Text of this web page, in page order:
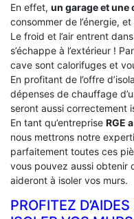
En effet, un garage et une
consommer de l’énergie,
Le froid et l’air entrent
s’échappe à l’extérieur !
cave sont calorifuges et
En profitant de l’offre
dépenses de chauffage
seront aussi correctement
En tant qu’entreprise RGE
nous mettrons notre
parfaitement toutes ces
vous pouvez aussi obtenir
aideront à isoler vos murs.
PROFITEZ